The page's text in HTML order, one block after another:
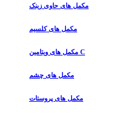
مکمل های حاوی زینک
مکمل های کلسیم
مکمل های ویتامین C
مکمل های چشم
مکمل های پروستات